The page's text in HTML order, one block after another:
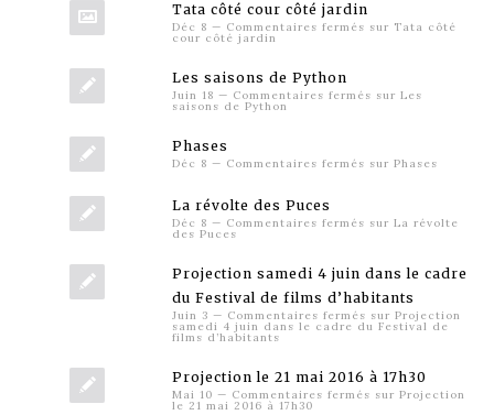
Tata côté cour côté jardin
Déc 8 — Commentaires fermés sur Tata côté
cour côté jardin
Les saisons de Python
Juin 18 — Commentaires fermés sur Les
saisons de Python
Phases
Déc 8 — Commentaires fermés sur Phases
La révolte des Puces
Déc 8 — Commentaires fermés sur La révolte
des Puces
Projection samedi 4 juin dans le cadre
du Festival de films d’habitants
Juin 3 — Commentaires fermés sur Projection
samedi 4 juin dans le cadre du Festival de
films d’habitants
Projection le 21 mai 2016 à 17h30
Mai 10 — Commentaires fermés sur Projection
le 21 mai 2016 à 17h30